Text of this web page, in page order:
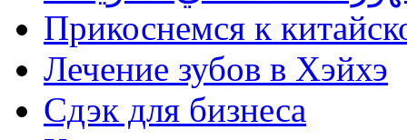
Прикоснемся к
Лечение зубов в Хэйхэ
Сдэк для бизнеса